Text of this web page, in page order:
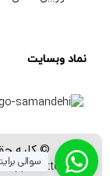
نماد وبسایت
© کلیه
[whatsapp_buttons] سوالی